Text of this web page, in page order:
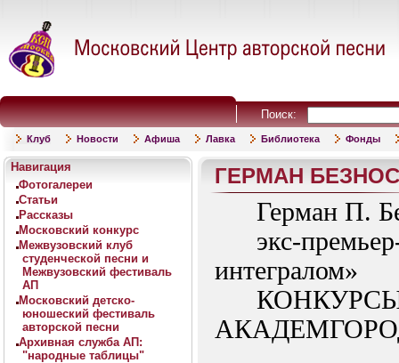
Поиск:
Клуб Новости Афиша Лавка Библиотека Фонды
Навигация
Фотогалереи
Статьи
Рассказы
Московский конкурс
Межвузовский клуб
студенческой песни и
Межвузовский фестиваль
АП
Московский детско-
юношеский фестиваль
авторской песни
Архивная служба АП:
"народные таблицы"
ГЕРМАН
Герман П.
экс-
интегралом»